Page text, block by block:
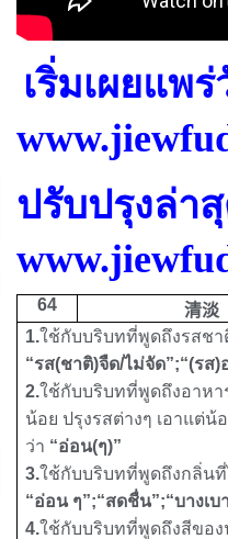
เริ่มเผยแพ
ปรับปรุงล่า
64
清淡
1.ใช้กับบริบทที่พูดถึงรสช
“รส(ชาติ)จืด/ไม่จัด”;“(รส)
2.ใช้กับบริบทที่พูดถึงอาห
น้อย ปรุงรสต่างๆ เอาแต่
ว่า “อ่อน(ๆ)”
3.ใช้กับบริบทที่พูดถึงกลิ่น
“อ่อน ๆ”;“สดชื่น”;“บางเบ
4.ใช้กับบริบทที่พูดถึงสีของ